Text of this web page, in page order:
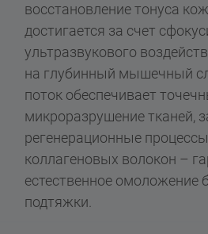
восстановление тонуса
достигается за счет
ультразвукового
на глубинный мышечный
поток обеспечивает
микроразрушение тканей,
регенерационные
коллагеновых волокон –
естественное омоложение
подтяжки.